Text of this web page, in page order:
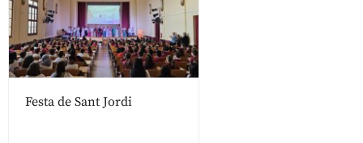
Festa de Sant Jordi